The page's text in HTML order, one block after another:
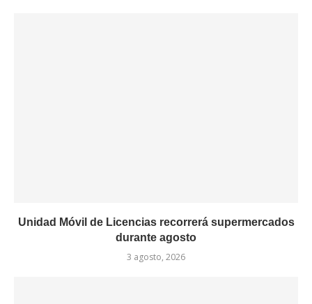
Unidad Móvil de Licencias recorrerá supermercados
durante agosto
3 agosto, 2026